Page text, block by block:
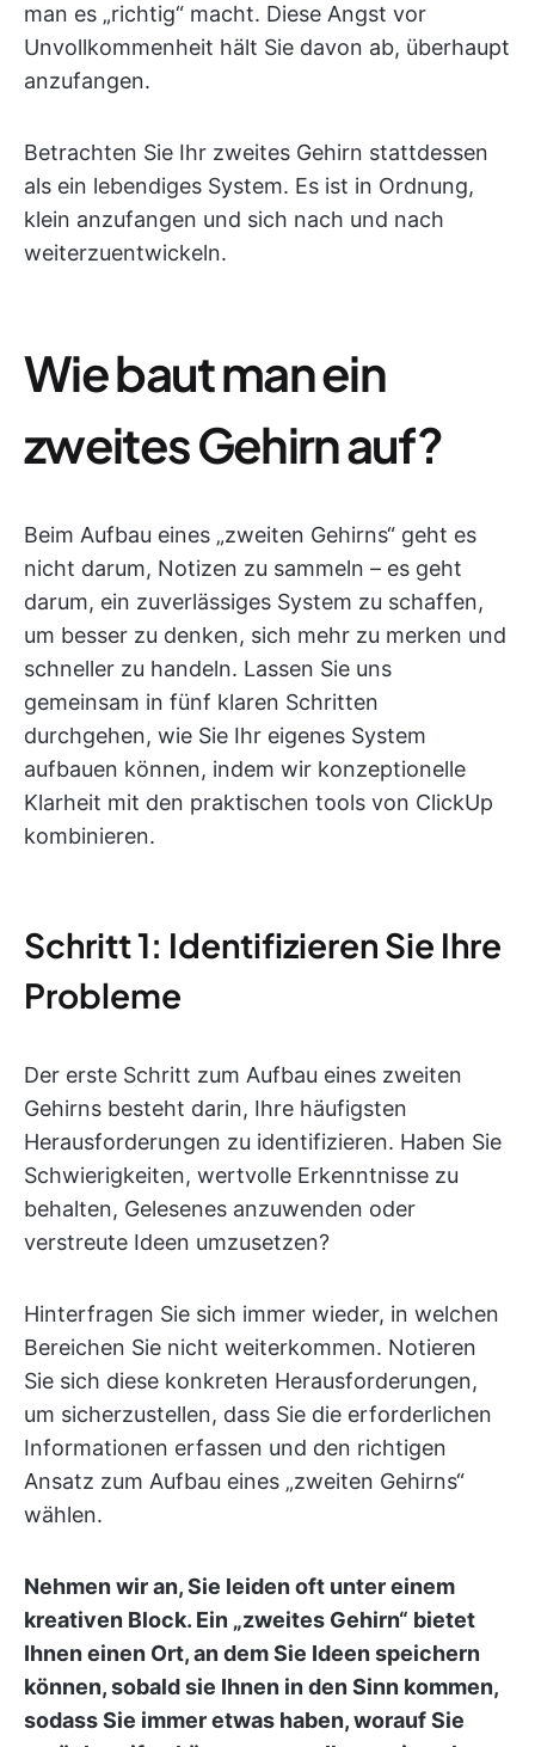
man es „richtig“ macht. Diese Angst vor
Unvollkommenheit hält Sie davon ab, überhaupt
anzufangen.
Betrachten Sie Ihr zweites Gehirn stattdessen
als ein lebendiges System. Es ist in Ordnung,
klein anzufangen und sich nach und nach
weiterzuentwickeln.
Wie baut man ein
zweites Gehirn auf?
Beim Aufbau eines „zweiten Gehirns“ geht es
nicht darum, Notizen zu sammeln – es geht
darum, ein zuverlässiges System zu schaffen,
um besser zu denken, sich mehr zu merken und
schneller zu handeln. Lassen Sie uns
gemeinsam in fünf klaren Schritten
durchgehen, wie Sie Ihr eigenes System
aufbauen können, indem wir konzeptionelle
Klarheit mit den praktischen tools von ClickUp
kombinieren.
Schritt 1: Identifizieren Sie Ihre
Probleme
Der erste Schritt zum Aufbau eines zweiten
Gehirns besteht darin, Ihre häufigsten
Herausforderungen zu identifizieren. Haben Sie
Schwierigkeiten, wertvolle Erkenntnisse zu
behalten, Gelesenes anzuwenden oder
verstreute Ideen umzusetzen?
Hinterfragen Sie sich immer wieder, in welchen
Bereichen Sie nicht weiterkommen. Notieren
Sie sich diese konkreten Herausforderungen,
um sicherzustellen, dass Sie die erforderlichen
Informationen erfassen und den richtigen
Ansatz zum Aufbau eines „zweiten Gehirns“
wählen.
Nehmen wir an, Sie leiden oft unter einem
kreativen Block. Ein „zweites Gehirn“ bietet
Ihnen einen Ort, an dem Sie Ideen speichern
können, sobald sie Ihnen in den Sinn kommen,
sodass Sie immer etwas haben, worauf Sie